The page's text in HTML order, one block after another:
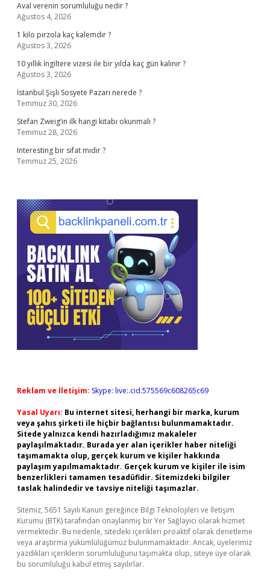
Aval verenin sorumluluğu nedir ?
Ağustos 4, 2026
1 kilo pirzola kaç kalemdir ?
Ağustos 3, 2026
10 yıllık İngiltere vizesi ile bir yılda kaç gün kalınır ?
Ağustos 3, 2026
İstanbul Şişli Sosyete Pazarı nerede ?
Temmuz 30, 2026
Stefan Zweig’in ilk hangi kitabı okunmalı ?
Temmuz 28, 2026
Interesting bir sıfat mıdır ?
Temmuz 25, 2026
Reklam ve İletişim: Skype: live:.cid.575569c608265c69
Yasal Uyarı: Bu internet sitesi, herhangi bir marka, kurum
veya şahıs şirketi ile hiçbir bağlantısı bulunmamaktadır.
Sitede yalnızca kendi hazırladığımız makaleler
paylaşılmaktadır. Burada yer alan içerikler haber niteliği
taşımamakta olup, gerçek kurum ve kişiler hakkında
paylaşım yapılmamaktadır. Gerçek kurum ve kişiler ile isim
benzerlikleri tamamen tesadüfidir. Sitemizdeki bilgiler
taslak halindedir ve tavsiye niteliği taşımazlar.
Sitemiz, 5651 Sayılı Kanun gereğince Bilgi Teknolojileri ve İletişim
Kurumu (BTK) tarafından onaylanmış bir Yer Sağlayıcı olarak hizmet
vermektedir. Bu nedenle, sitedeki içerikleri proaktif olarak denetleme
veya araştırma yükümlülüğümüz bulunmamaktadır. Ancak, üyelerimiz
yazdıkları içeriklerin sorumluluğunu taşımakta olup, siteye üye olarak
bu sorumluluğu kabul etmiş sayılırlar.